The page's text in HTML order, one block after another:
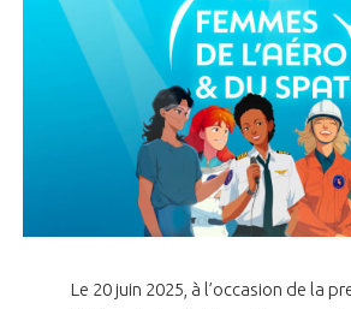
LE GIFAS
PRÉSENTATION
NOTRE VISION
ORGANISATION
FONCTIONNEMENT
Le 20 juin 2025, à l’occasion de la
Rejoignez une filière
votre réseau au sein d’un
cohérent
OUI NON